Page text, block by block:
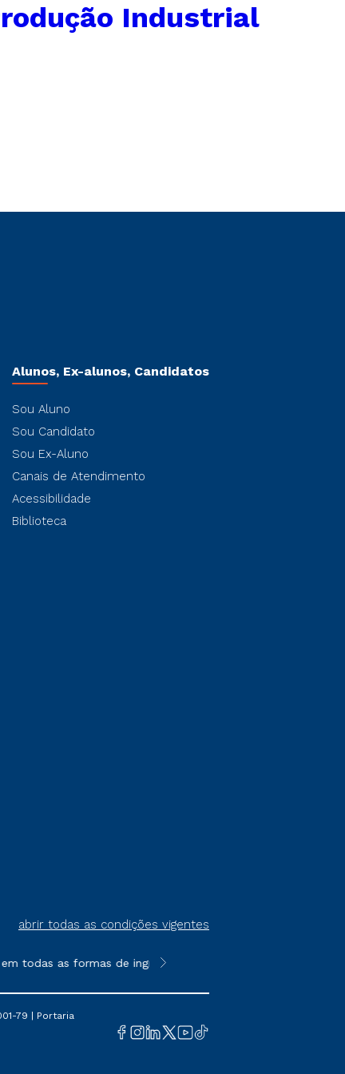
Industrial
Alunos, Ex-alunos, Candidatos
Sou Aluno
Sou Candidato
Sou Ex-Aluno
Canais de Atendimento
Acessibilidade
Biblioteca
abrir todas as condições vigentes
as formas de ingresso, exceto na prova on-line
**Semipresencial é um formato do
79 | Portaria